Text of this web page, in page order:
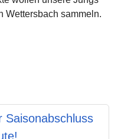
Wettersbach sammeln.
Saisonabschluss